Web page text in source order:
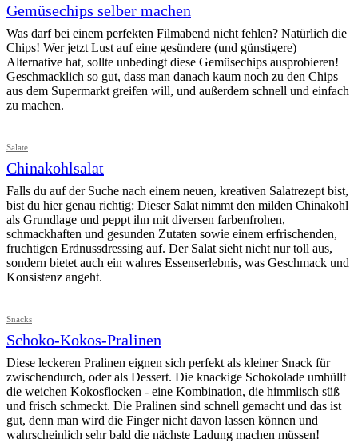
Gemüsechips selber machen
Was darf bei einem perfekten Filmabend nicht fehlen? Natürlich die
Chips! Wer jetzt Lust auf eine gesündere (und günstigere)
Alternative hat, sollte unbedingt diese Gemüsechips ausprobieren!
Geschmacklich so gut, dass man danach kaum noch zu den Chips
aus dem Supermarkt greifen will, und außerdem schnell und einfach
zu machen.
Salate
Chinakohlsalat
Falls du auf der Suche nach einem neuen, kreativen Salatrezept bist,
bist du hier genau richtig: Dieser Salat nimmt den milden Chinakohl
als Grundlage und peppt ihn mit diversen farbenfrohen,
schmackhaften und gesunden Zutaten sowie einem erfrischenden,
fruchtigen Erdnussdressing auf. Der Salat sieht nicht nur toll aus,
sondern bietet auch ein wahres Essenserlebnis, was Geschmack und
Konsistenz angeht.
Snacks
Schoko-Kokos-Pralinen
Diese leckeren Pralinen eignen sich perfekt als kleiner Snack für
zwischendurch, oder als Dessert. Die knackige Schokolade umhüllt
die weichen Kokosflocken - eine Kombination, die himmlisch süß
und frisch schmeckt. Die Pralinen sind schnell gemacht und das ist
gut, denn man wird die Finger nicht davon lassen können und
wahrscheinlich sehr bald die nächste Ladung machen müssen!